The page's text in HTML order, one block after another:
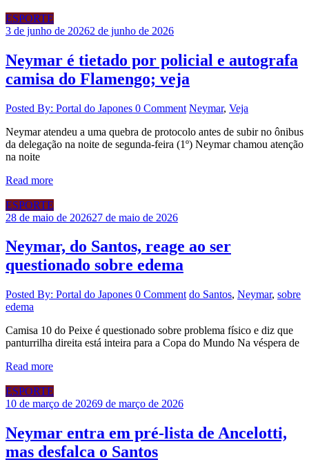
ESPORTE
3 de junho de 20262 de junho de 2026
Neymar é tietado por policial e autografa
camisa do Flamengo; veja
Posted By: Portal do Japones 0 Comment Neymar, Veja
Neymar atendeu a uma quebra de protocolo antes de subir no ônibus
da delegação na noite de segunda-feira (1º) Neymar chamou atenção
na noite
Read more
ESPORTE
28 de maio de 202627 de maio de 2026
Neymar, do Santos, reage ao ser
questionado sobre edema
Posted By: Portal do Japones 0 Comment do Santos, Neymar, sobre
edema
Camisa 10 do Peixe é questionado sobre problema físico e diz que
panturrilha direita está inteira para a Copa do Mundo Na véspera de
Read more
ESPORTE
10 de março de 20269 de março de 2026
Neymar entra em pré-lista de Ancelotti,
mas desfalca o Santos